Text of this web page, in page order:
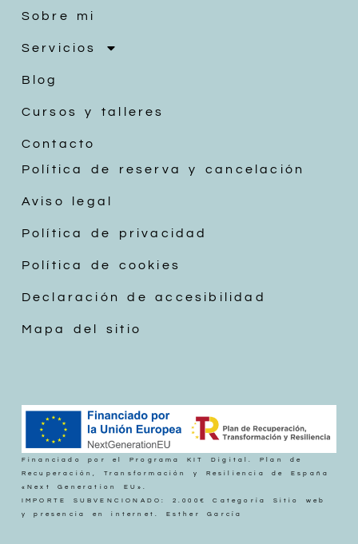
Sobre mi
Servicios
Blog
Cursos y talleres
Contacto
Política de reserva y cancelación
Aviso legal
Política de privacidad
Política de cookies
Declaración de accesibilidad
Mapa del sitio
Financiado por el Programa KIT Digital. Plan de
Recuperación, Transformación y Resiliencia de España
«Next Generation EU».
IMPORTE SUBVENCIONADO: 2.000€ Categoría Sitio web
y presencia en internet. Esther García